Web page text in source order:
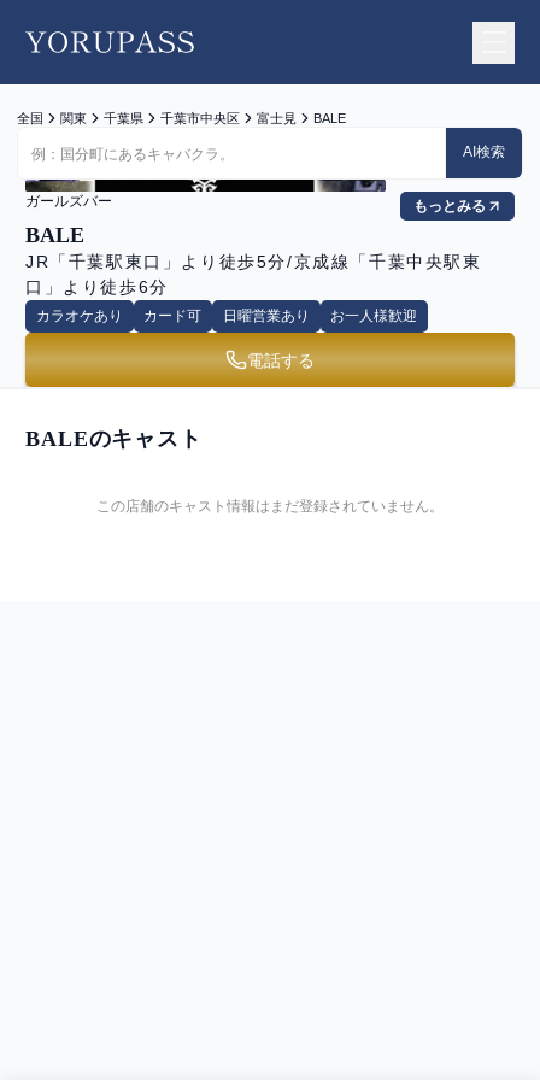
YORUPASS
全国 関東 千葉県 千葉市中央区 富士見 BALE
AI検索
ガールズバー もっとみる
BALE
JR「千葉駅東口」より徒歩5分/京成線「千葉中央駅東
口」より徒歩6分
カラオケあり カード可 日曜営業あり お一人様歓迎
電話する
BALEのキャスト
この店舗のキャスト情報はまだ登録されていません。